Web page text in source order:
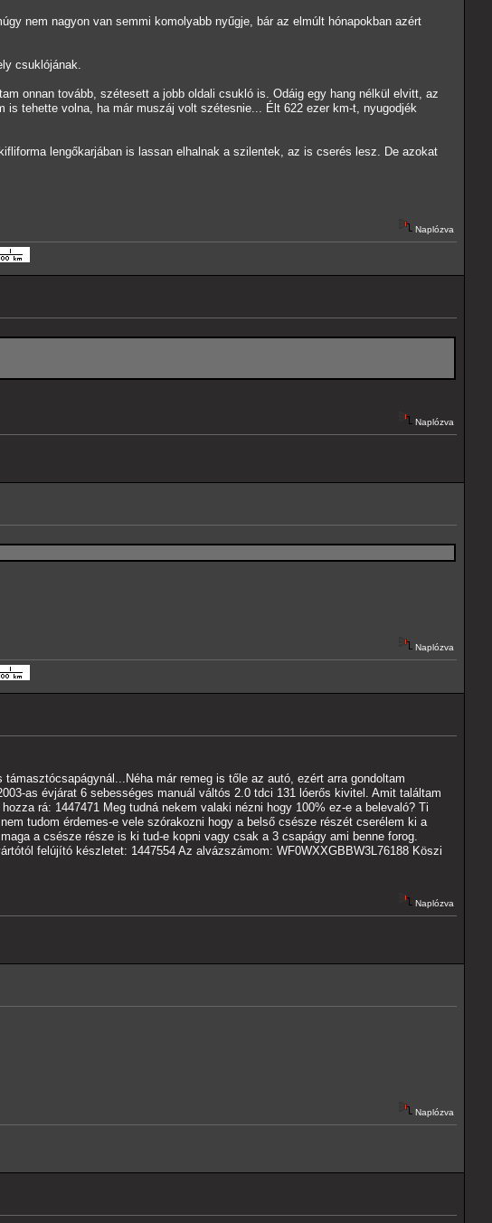
nem nagyon van semmi komolyabb nyűgje, bár az elmúlt hónapokban azért
csuklójának.
onnan tovább, szétesett a jobb oldali csukló is. Odáig egy hang nélkül elvitt, az
tehette volna, ha már muszáj volt szétesnie... Élt 622 ezer km-t, nyugodjék
lengőkarjában is lassan elhalnak a szilentek, az is cserés lesz. De azokat
Naplózva
Naplózva
Naplózva
már remeg is tőle az autó, ezért arra gondoltam
as évjárat 6 sebességes manuál váltós 2.0 tdci 131 lóerős kivitel. Amit találtam
rá: 1447471 Meg tudná nekem valaki nézni hogy 100% ez-e a belevaló? Ti
tudom érdemes-e vele szórakozni hogy a belső csésze részét cserélem ki a
a csésze része is ki tud-e kopni vagy csak a 3 csapágy ami benne forog.
felújító készletet: 1447554 Az alvázszámom: WF0WXXGBBW3L76188 Köszi
Naplózva
Naplózva